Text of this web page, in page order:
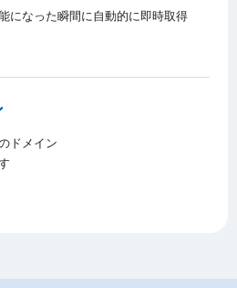
になった瞬間に自動的に即時取得
ドメイン